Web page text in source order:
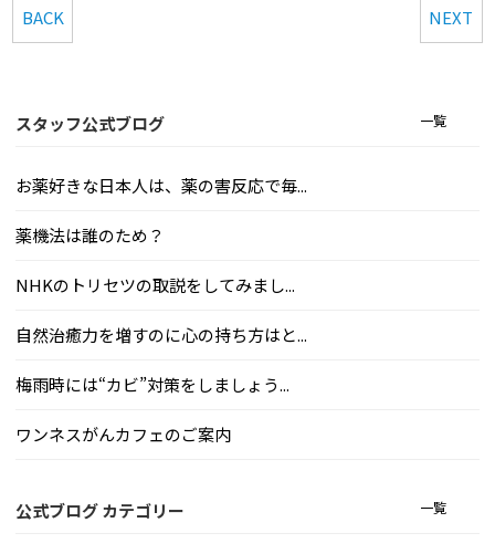
BACK NEXT
スタッフ公式ブログ 一覧
お薬好きな日本人は、薬の害反応で毎...
薬機法は誰のため？
NHKのトリセツの取説をしてみまし...
自然治癒力を増すのに心の持ち方はと...
梅雨時には“カビ”対策をしましょう...
ワンネスがんカフェのご案内
公式ブログ カテゴリー 一覧